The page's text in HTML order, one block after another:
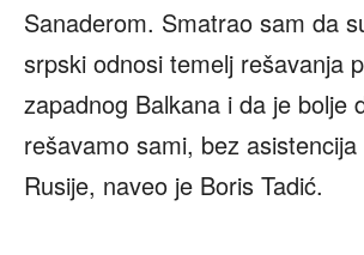
Sanaderom. Smatrao sam da
srpski odnosi temelj rešavanja
zapadnog Balkana i da je bolje
rešavamo sami, bez
Rusije, naveo je Boris Tadić.